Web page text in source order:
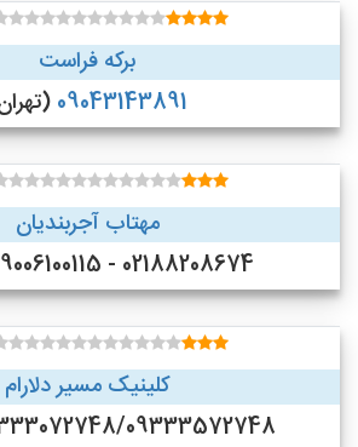
برکه فراست
09043143891
مهتاب آجربندیان
02188208674 - 09006100115 (تهران)
کلینیک مسیر دلارام
09333072748/09333572748